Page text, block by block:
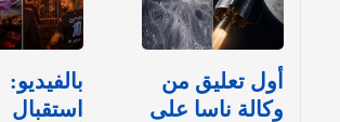
أول تعليق من
وكالة ناسا على
بالفيديو:
استقبال